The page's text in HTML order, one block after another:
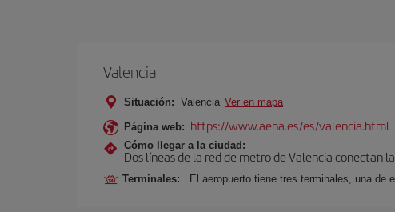
Valencia
Situación: Valencia Ver en mapa
Página web: https://www.aena.es/es/valencia.html
Cómo llegar a la ciudad:
Dos líneas de la red de metro de Valencia
Terminales: El aeropuerto tiene tres terminales, una de